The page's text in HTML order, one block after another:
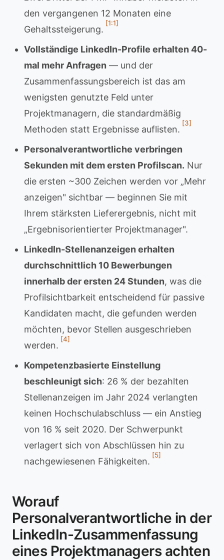
den vergangenen 12 Monaten eine
Gehaltssteigerung.
[1:1]
Vollständige LinkedIn-Profile erhalten 40-
mal mehr Anfragen — und der
Zusammenfassungsbereich ist das am
wenigsten genutzte Feld unter
Projektmanagern, die standardmäßig
Methoden statt Ergebnisse auflisten.
[3]
Personalverantwortliche verbringen
Sekunden mit dem ersten Profilscan. Nur
die ersten ~300 Zeichen werden vor „Mehr
anzeigen" sichtbar — beginnen Sie mit
Ihrem stärksten Lieferergebnis, nicht mit
„Ergebnisorientierter Projektmanager".
LinkedIn-Stellenanzeigen erhalten
durchschnittlich 10 Bewerbungen
innerhalb der ersten 24 Stunden, was die
Profilsichtbarkeit entscheidend für passive
Kandidaten macht, die gefunden werden
möchten, bevor Stellen ausgeschrieben
werden.
[4]
Kompetenzbasierte Einstellung
beschleunigt sich: 26 % der bezahlten
Stellenanzeigen im Jahr 2024 verlangten
keinen Hochschulabschluss — ein Anstieg
von 16 % seit 2020. Der Schwerpunkt
verlagert sich von Abschlüssen hin zu
nachgewiesenen Fähigkeiten.
[5]
Worauf
Personalverantwortliche in der
LinkedIn-Zusammenfassung
eines Projektmanagers achten